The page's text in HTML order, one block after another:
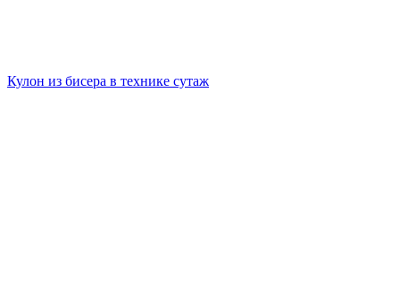
Кулон из бисера в технике сутаж